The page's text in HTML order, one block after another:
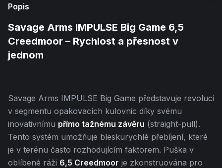
Popis
Savage Arms IMPULSE Big Game 6,5
Creedmoor – Rychlost a přesnost v
jednom
Savage Arms IMPULSE Big Game představuje revoluci
v segmentu opakovacích kulovnic díky svému
inovativnímu přímo tažnému závěru (straight-pull).
Tento systém umožňuje bleskurychlé přebíjení, které
je v terénu často rozhodujícím faktorem. Puška v
oblíbené ráži 6,5 Creedmoor je zkonstruována pro